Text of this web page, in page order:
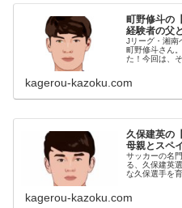
町野修斗の
経験者の父
Jリーグ・湘南
町野修斗さん
た！今回は、
kagerou-kazoku.com
久保建英の
母親とスペ
サッカーの名
る、久保建英
な久保選手を
kagerou-kazoku.com